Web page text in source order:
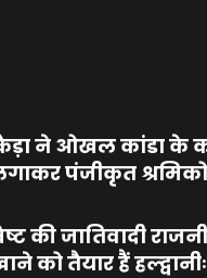
ने ओखल कांडा के
पंजीकृत श्रमिकों
की जातिवादी
को तैयार हैं